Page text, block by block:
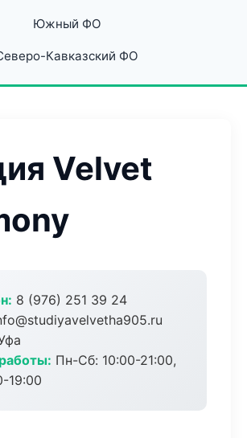
Южный ФО
Кавказский ФО
Velvet
8 (976) 251 39 24
Пн-Сб: 10:00-21:00,
19:00